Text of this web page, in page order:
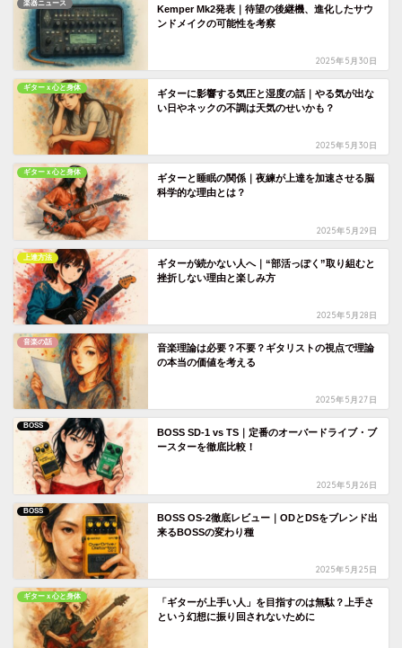
楽器ニュース
Kemper Mk2発表｜待望の後継機、進化したサウ
ンドメイクの可能性を考察
2025年5月30日
ギターｘ心と身体
ギターに影響する気圧と湿度の話｜やる気が出な
い日やネックの不調は天気のせいかも？
2025年5月30日
ギターｘ心と身体
ギターと睡眠の関係｜夜練が上達を加速させる脳
科学的な理由とは？
2025年5月29日
上達方法
ギターが続かない人へ｜“部活っぽく”取り組むと
挫折しない理由と楽しみ方
2025年5月28日
音楽の話
音楽理論は必要？不要？ギタリストの視点で理論
の本当の価値を考える
2025年5月27日
BOSS
BOSS SD-1 vs TS｜定番のオーバードライブ・ブ
ースターを徹底比較！
2025年5月26日
BOSS
BOSS OS-2徹底レビュー｜ODとDSをブレンド出
来るBOSSの変わり種
2025年5月25日
ギターｘ心と身体
「ギターが上手い人」を目指すのは無駄？上手さ
という幻想に振り回されないために